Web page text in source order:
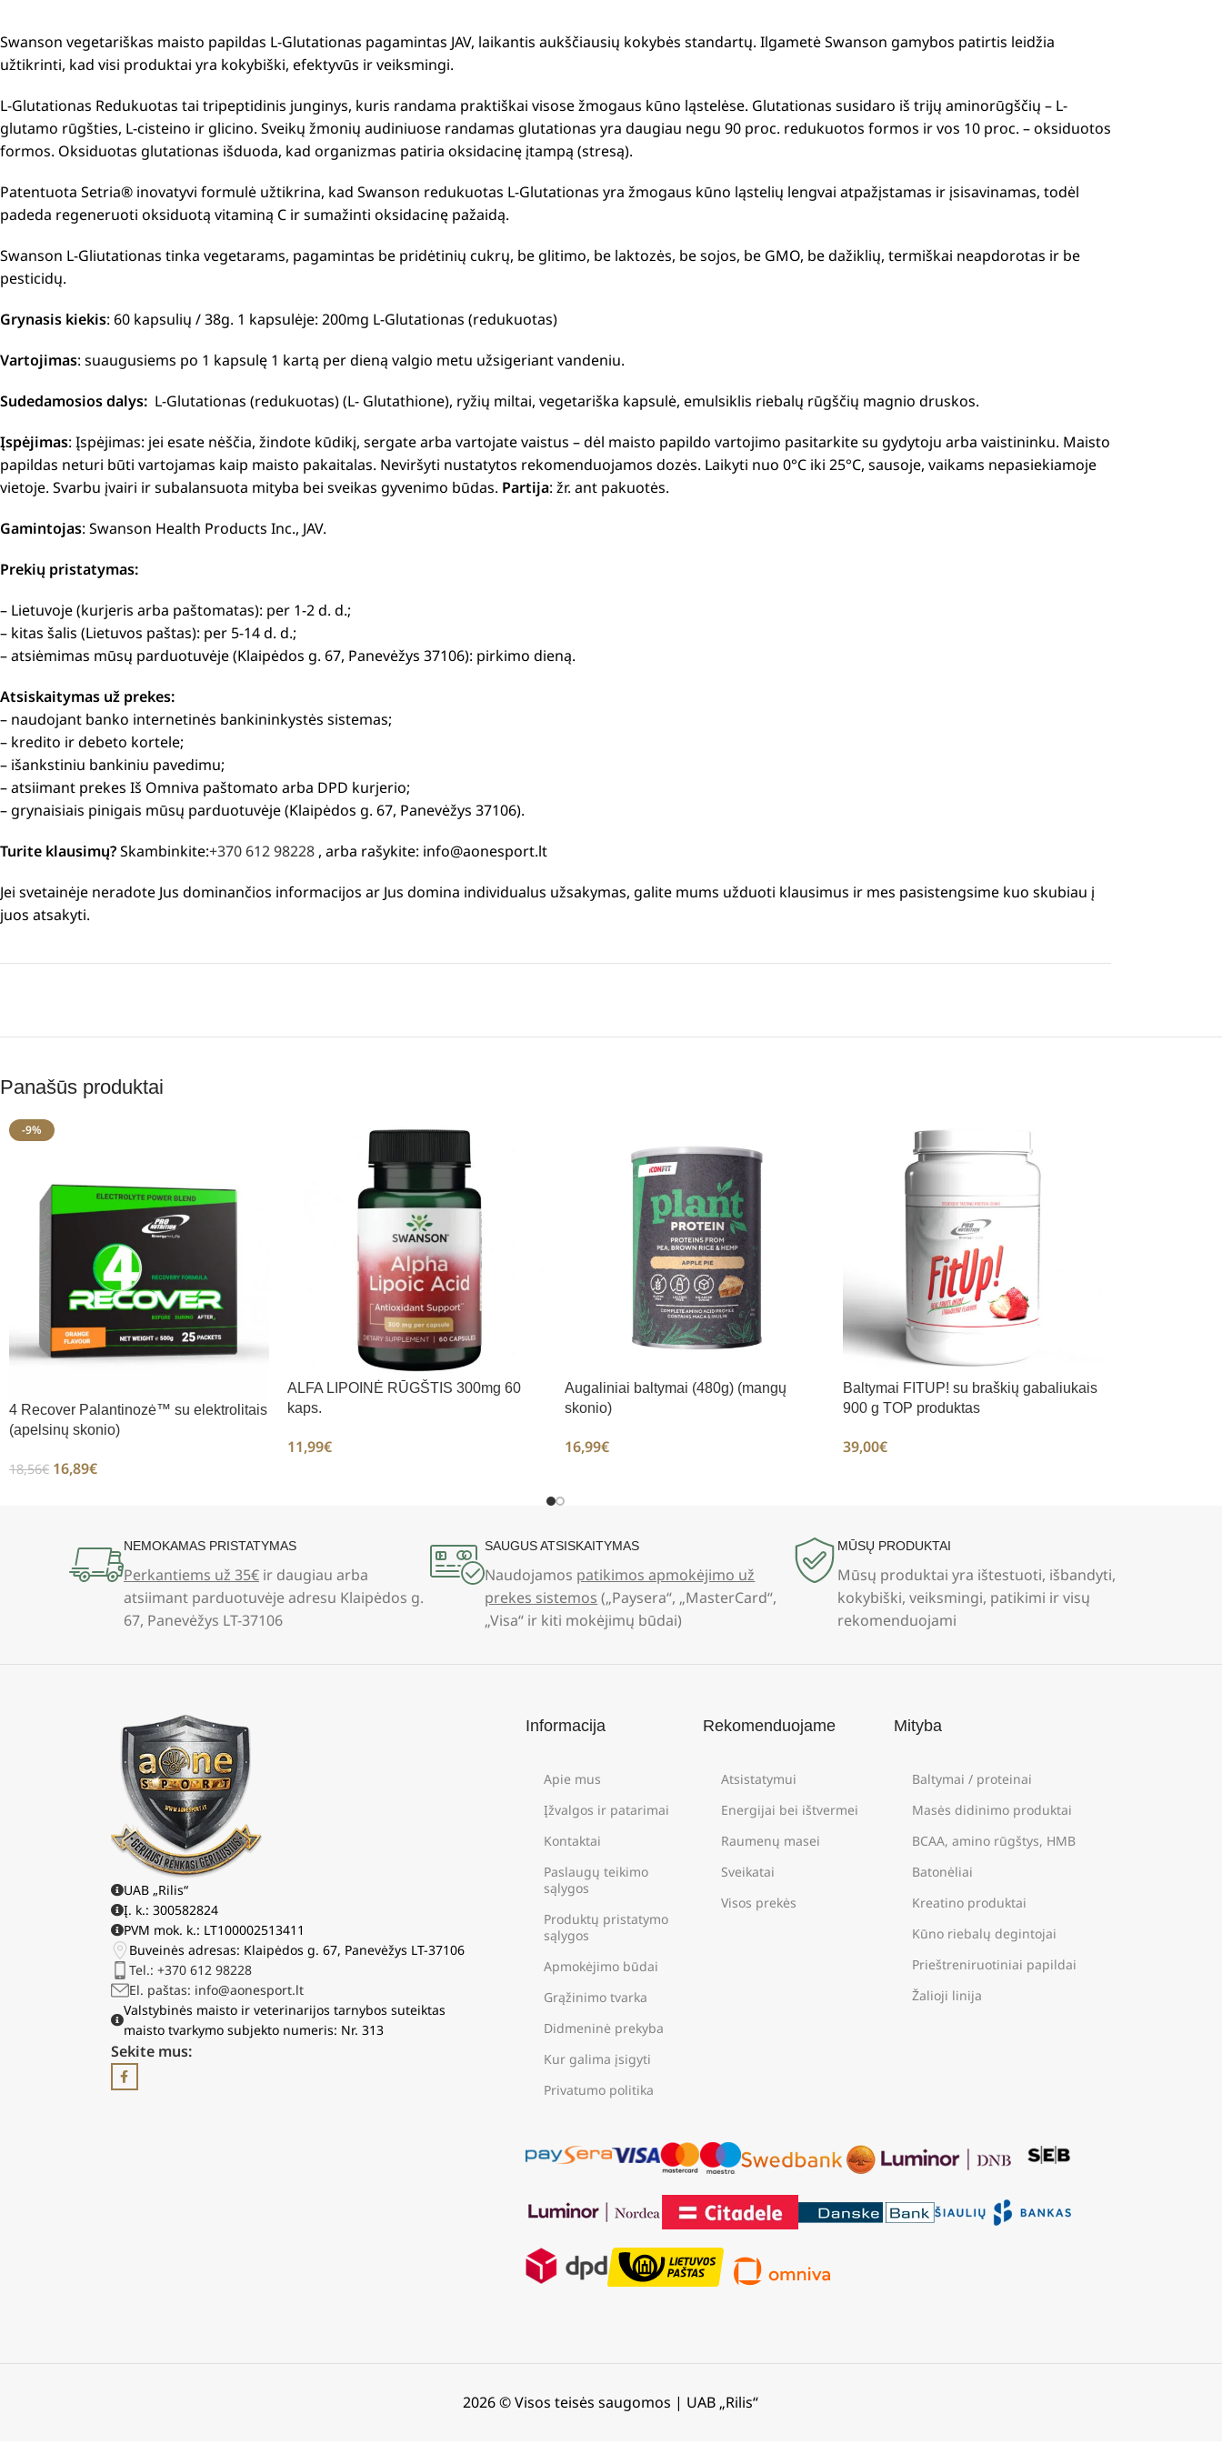
Swanson vegetariškas maisto papildas L-Glutationas pagamintas JAV, laikantis aukščiausių kokybės standartų. Ilgametė Swanson gamybos patirtis leidžia
užtikrinti, kad visi produktai yra kokybiški, efektyvūs ir veiksmingi.
L-Glutationas Redukuotas tai tripeptidinis junginys, kuris randama praktiškai visose žmogaus kūno ląstelėse. Glutationas susidaro iš trijų aminorūgščių – L-
glutamo rūgšties, L-cisteino ir glicino. Sveikų žmonių audiniuose randamas glutationas yra daugiau negu 90 proc. redukuotos formos ir vos 10 proc. – oksiduotos
formos. Oksiduotas glutationas išduoda, kad organizmas patiria oksidacinę įtampą (stresą).
Patentuota Setria® inovatyvi formulė užtikrina, kad Swanson redukuotas L-Glutationas yra žmogaus kūno ląstelių lengvai atpažįstamas ir įsisavinamas, todėl
padeda regeneruoti oksiduotą vitaminą C ir sumažinti oksidacinę pažaidą.
Swanson L-Gliutationas tinka vegetarams, pagamintas be pridėtinių cukrų, be glitimo, be laktozės, be sojos, be GMO, be dažiklių, termiškai neapdorotas ir be
pesticidų.
Grynasis kiekis: 60 kapsulių / 38g. 1 kapsulėje: 200mg L-Glutationas (redukuotas)
Vartojimas: suaugusiems po 1 kapsulę 1 kartą per dieną valgio metu užsigeriant vandeniu.
Sudedamosios dalys: L-Glutationas (redukuotas) (L- Glutathione), ryžių miltai, vegetariška kapsulė, emulsiklis riebalų rūgščių magnio druskos.
Įspėjimas: Įspėjimas: jei esate nėščia, žindote kūdikį, sergate arba vartojate vaistus – dėl maisto papildo vartojimo pasitarkite su gydytoju arba vaistininku. Maisto
papildas neturi būti vartojamas kaip maisto pakaitalas. Neviršyti nustatytos rekomenduojamos dozės. Laikyti nuo 0°C iki 25°C, sausoje, vaikams nepasiekiamoje
vietoje. Svarbu įvairi ir subalansuota mityba bei sveikas gyvenimo būdas. Partija: žr. ant pakuotės.
Gamintojas: Swanson Health Products Inc., JAV.
Prekių pristatymas:
– Lietuvoje (kurjeris arba paštomatas): per 1-2 d. d.;
– kitas šalis (Lietuvos paštas): per 5-14 d. d.;
– atsiėmimas mūsų parduotuvėje (Klaipėdos g. 67, Panevėžys 37106): pirkimo dieną.
Atsiskaitymas už prekes:
– naudojant banko internetinės bankininkystės sistemas;
– kredito ir debeto kortele;
– išankstiniu bankiniu pavedimu;
– atsiimant prekes Iš Omniva paštomato arba DPD kurjerio;
– grynaisiais pinigais mūsų parduotuvėje (Klaipėdos g. 67, Panevėžys 37106).
Turite klausimų?Skambinkite:+370 612 98228 , arba rašykite: info@aonesport.lt
Jei svetainėje neradote Jus dominančios informacijos ar Jus domina individualus užsakymas, galite mums užduoti klausimus ir mes pasistengsime kuo skubiau į
juos atsakyti.
Panašūs produktai
-9%
4 Recover Palantinozė™ su elektrolitais
(apelsinų skonio)
18,56€ 16,89€
ALFA LIPOINĖ RŪGŠTIS 300mg 60
kaps.
11,99€
Augaliniai baltymai (480g) (mangų
skonio)
16,99€
Baltymai FITUP! su braškių gabaliukais
900 g TOP produktas
39,00€
NEMOKAMAS PRISTATYMAS
Perkantiems už 35€ir daugiau arba
atsiimant parduotuvėje adresu Klaipėdos g.
67, Panevėžys LT-37106
SAUGUS ATSISKAITYMAS
Naudojamos patikimos apmokėjimo už
prekes sistemos („Paysera“, „MasterCard“,
„Visa“ ir kiti mokėjimų būdai)
MŪSŲ PRODUKTAI
Mūsų produktai yra ištestuoti, išbandyti,
kokybiški, veiksmingi, patikimi ir visų
rekomenduojami
UAB „Rilis“
Į. k.: 300582824
PVM mok. k.: LT100002513411
Buveinės adresas: Klaipėdos g. 67, Panevėžys LT-37106
Tel.: +370 612 98228
El. paštas: info@aonesport.lt
Valstybinės maisto ir veterinarijos tarnybos suteiktas
maisto tvarkymo subjekto numeris: Nr. 313
Sekite mus:
Informacija
Apie mus
Įžvalgos ir patarimai
Kontaktai
Paslaugų teikimo
sąlygos
Produktų pristatymo
sąlygos
Apmokėjimo būdai
Grąžinimo tvarka
Didmeninė prekyba
Kur galima įsigyti
Privatumo politika
Rekomenduojame
Atsistatymui
Energijai bei ištvermei
Raumenų masei
Sveikatai
Visos prekės
Mityba
Baltymai / proteinai
Masės didinimo produktai
BCAA, amino rūgštys, HMB
Batonėliai
Kreatino produktai
Kūno riebalų degintojai
Prieštreniruotiniai papildai
Žalioji linija
2026 © Visos teisės saugomos | UAB „Rilis“